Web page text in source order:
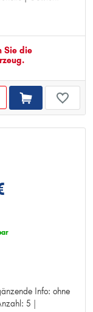
Bypass
Sie die
Info: ohne
5 |
Kühler